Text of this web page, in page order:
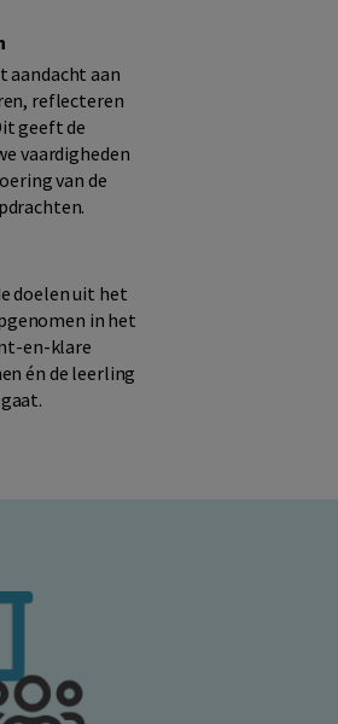
aandacht aan
reflecteren
geeft de
vaardigheden
van de
doelen uit het
in het
en-klare
én de leerling